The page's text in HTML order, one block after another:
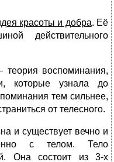
красоты и добра. Её
действительного
воспоминания,
которые узнала до
тем сильнее,
от телесного.
и существует вечно и
с телом. Тело
Она состоит из 3-х